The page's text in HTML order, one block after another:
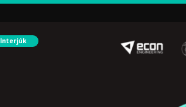
Interjúk